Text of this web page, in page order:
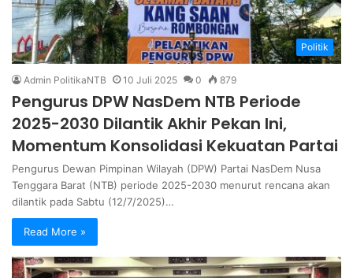
Politik
Admin PolitikaNTB 10 Juli 2025 0 879
Pengurus DPW NasDem NTB Periode
2025-2030 Dilantik Akhir Pekan Ini,
Momentum Konsolidasi Kekuatan Partai
Pengurus Dewan Pimpinan Wilayah (DPW) Partai NasDem Nusa
Tenggara Barat (NTB) periode 2025-2030 menurut rencana akan
dilantik pada Sabtu (12/7/2025)…
Read More »